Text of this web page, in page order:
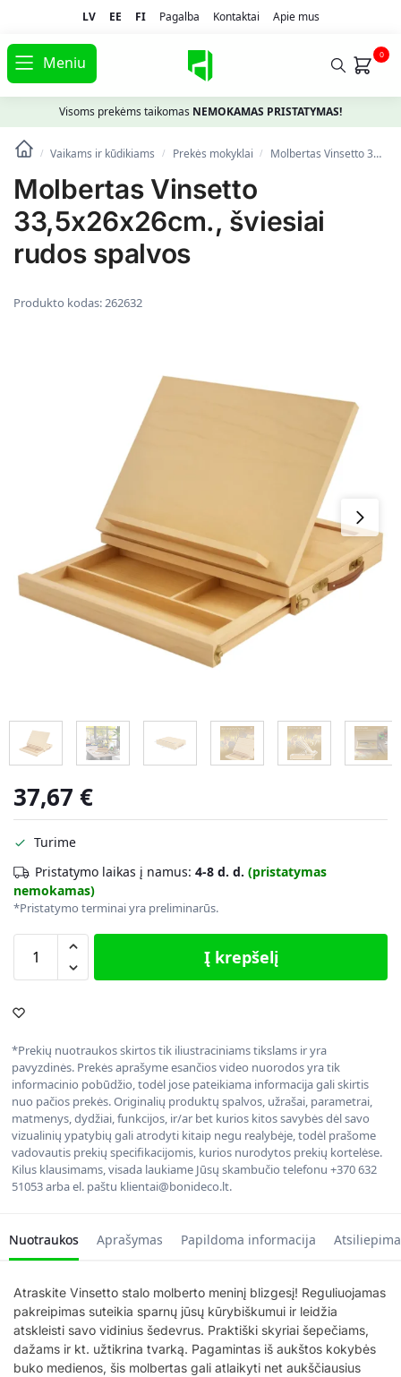
LV EE FI Pagalba Kontaktai Apie mus
Meniu 0
Visoms prekėms taikomas NEMOKAMAS PRISTATYMAS!
/ Vaikams ir kūdikiams / Prekės mokyklai / Molbertas Vinsetto 33,5x26x26cm., šviesiai rudos spalvos
Molbertas Vinsetto
33,5x26x26cm., šviesiai
rudos spalvos
Produkto kodas:262632
37,67 €
Turime
Pristatymo laikas į namus: 4-8 d. d. (pristatymas
nemokamas)
*Pristatymo terminai yra preliminarūs.
Į krepšelį
*Prekių nuotraukos skirtos tik iliustraciniams tikslams ir yra
pavyzdinės. Prekės aprašyme esančios video nuorodos yra tik
informacinio pobūdžio, todėl jose pateikiama informacija gali skirtis
nuo pačios prekės. Originalių produktų spalvos, užrašai, parametrai,
matmenys, dydžiai, funkcijos, ir/ar bet kurios kitos savybės dėl savo
vizualinių ypatybių gali atrodyti kitaip negu realybėje, todėl prašome
vadovautis prekių specifikacijomis, kurios nurodytos prekių kortelėse.
Kilus klausimams, visada laukiame Jūsų skambučio telefonu +370 632
51053 arba el. paštu klientai@bonideco.lt.
Nuotraukos Aprašymas Papildoma informacija
Atraskite Vinsetto stalo molberto meninį blizgesį! Reguliuojamas
pakreipimas suteikia sparnų jūsų kūrybiškumui ir leidžia
atskleisti savo vidinius šedevrus. Praktiški skyriai šepečiams,
dažams ir kt. užtikrina tvarką. Pagamintas iš aukštos kokybės
buko medienos, šis molbertas gali atlaikyti net aukščiausius